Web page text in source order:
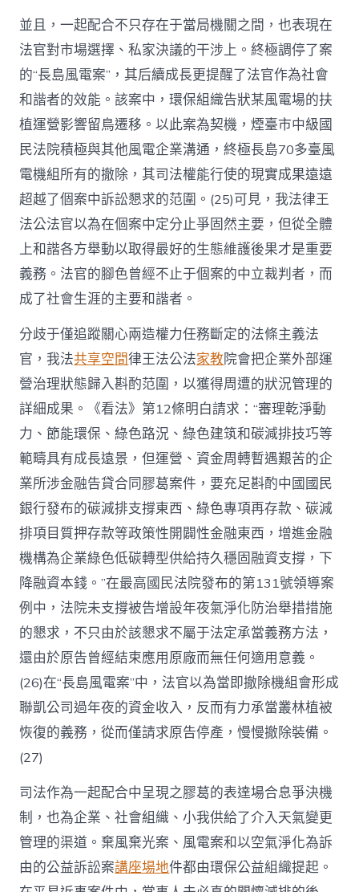
並且，一起配合不只存在于當局機關之間，也表現在
法官對市場選擇、私家決議的干涉上。終極調停了案
的“長島風電案”，其后續成長更提醒了法官作為社會
和諧者的效能。該案中，環保組織告狀某風電場的扶
植運營影響留鳥遷移。以此案為契機，煙臺市中級國
民法院積極與其他風電企業溝通，終極長島70多臺風
電機組所有的撤除，其司法權能行使的現實成果遠遠
超越了個案中訴訟懇求的范圍。(25)可見，我法律王
法公法官以為在個案中定分止爭固然主要，但從全體
上和諧各方舉動以取得最好的生態維護後果才是重要
義務。法官的腳色曾經不止于個案的中立裁判者，而
成了社會生涯的主要和諧者。
分歧于僅追蹤關心兩造權力任務斷定的法條主義法
官，我法共享空間律王法公法家教院會把企業外部運
營治理狀態歸入斟酌范圍，以獲得周遭的狀況管理的
詳細成果。《看法》第12條明白請求：“審理乾淨動
力、節能環保、綠色路況、綠色建筑和碳減排技巧等
範疇具有成長遠景，但運營、資金周轉暫遇艱苦的企
業所涉金融告貸合同膠葛案件，要充足斟酌中國國民
銀行發布的碳減排支撐東西、綠色專項再存款、碳減
排項目質押存款等政策性開闢性金融東西，增進金融
機構為企業綠色低碳轉型供給持久穩固融資支撐，下
降融資本錢。”在最高國民法院發布的第131號領導案
例中，法院未支撐被告增設年夜氣淨化防治舉措措施
的懇求，不只由於該懇求不屬于法定承當義務方法，
還由於原告曾經結束應用原廠而無任何適用意義。
(26)在“長島風電案”中，法官以為當即撤除機組會形成
聯凱公司過年夜的資金收入，反而有力承當叢林植被
恢復的義務，從而僅請求原告停產，慢慢撤除裝備。
(27)
司法作為一起配合中呈現之膠葛的表達場合息爭決機
制，也為企業、社會組織、小我供給了介入天氣變更
管理的渠道。棄風棄光案、風電案和以空氣淨化為訴
由的公益訴訟案講座場地件都由環保公益組織提起。